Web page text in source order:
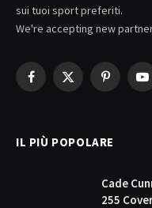
sui tuoi sport preferiti.
We're accepting new
Facebook
X
Pinterest
IL PIÙ POPOLARE
Cade
255